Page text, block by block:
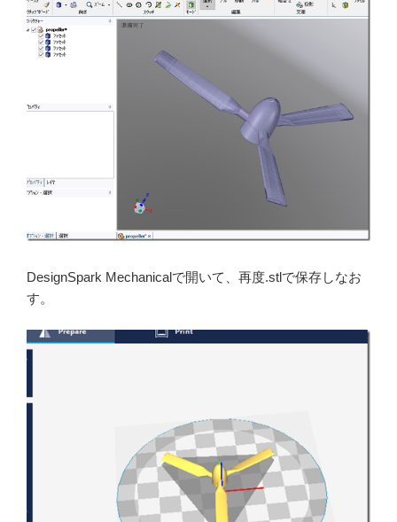
DesignSpark Mechanicalで開いて、再度.stlで保存しなお
す。